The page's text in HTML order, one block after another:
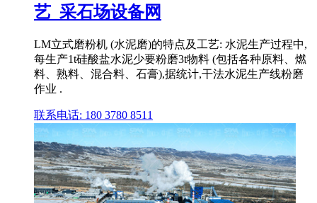
艺_采石场设备网
LM立式磨粉机 (水泥磨)的特点及工艺: 水泥生产过程中,
每生产1t硅酸盐水泥少要粉磨3t物料 (包括各种原料、燃
料、熟料、混合料、石膏),据统计,干法水泥生产线粉磨
作业 .
联系电话: 180 3780 8511